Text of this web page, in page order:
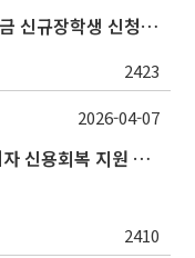
2026학년도 대학원 대통령과학장학금 신규장학생 신청 및 선발 안내
2423
2026년 경기도 학자금대출 장기연체자 신용회복 지원 사업 안내
2410
2026-04-07